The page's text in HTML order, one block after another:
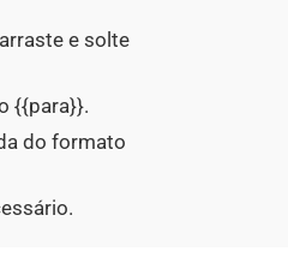
e solte
{{para}}.
do formato